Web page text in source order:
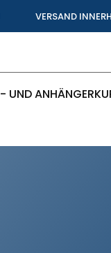
VERSAND
UND